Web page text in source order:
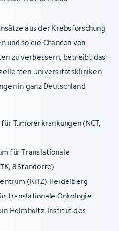
aus der Krebsforschung
und so die Chancen von
zu verbessern, betreibt das
Universitätskliniken
in ganz Deutschland
Tumorerkrankungen (NCT,
für Translationale
8 Standorte)
(KiTZ) Heidelberg
translationale Onkologie
Helmholtz-Institut des